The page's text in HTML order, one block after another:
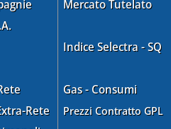
di barili'
Rete
Mercato Tutelato
Indice Selectra - SQ
Gas - Consumi
Prezzi Contratto GPL